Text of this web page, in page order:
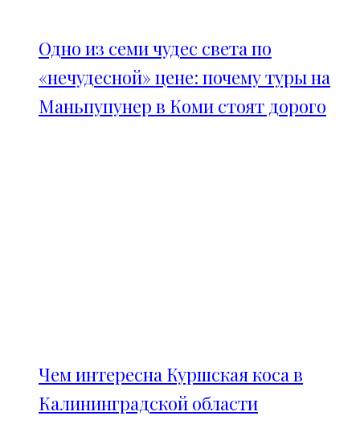
Одно из семи чудес света по
«нечудесной» цене: почему туры на
Маньпупунер в Коми стоят дорого
Чем интересна Куршская коса в
Калининградской области